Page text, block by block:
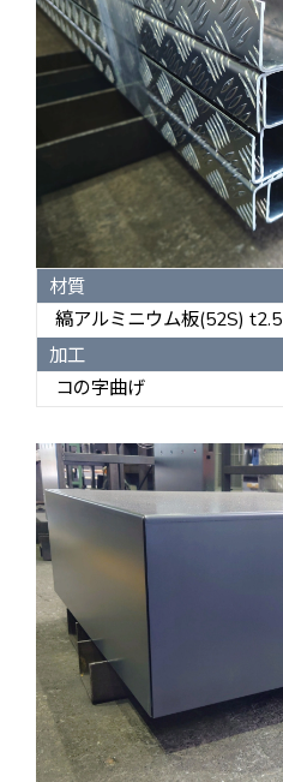
材質
縞アルミニウム板(52S) t2.5
加工
コの字曲げ